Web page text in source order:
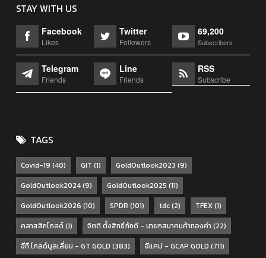
STAY WITH US
Facebook
Likes
Twitter
Followers
69,200
Subscribers
Telegram
Friends
Line
Friends
RSS
Subscribe
TAGS
Covid-19 (40) GIT (1) GoldOutlook2023 (9)
GoldOutlook2024(9) GoldOutlook2025 (11)
GoldOutlook2026 (10) SPDR (101) tdc(2) TFEX(1)
คลาสสิกโกลด์(1) จิตติ ตั้งสิทธิ์ภักดี - นายกสมาคมค้าทองคำ (22)
จีที โกลด์บูลเลี่ยน - GT GOLD (383) จีแคป - GCAP GOLD (711)